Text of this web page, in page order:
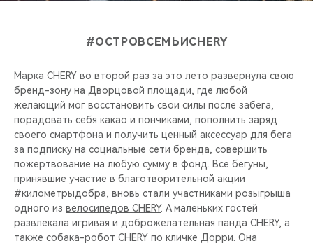
#ОСТРОВСЕМЬИCHERY
Марка CHERY во второй раз за это лето развернула свою
бренд-зону на Дворцовой площади, где любой
желающий мог восстановить свои силы после забега,
порадовать себя какао и пончиками, пополнить заряд
своего смартфона и получить ценный аксессуар для бега
за подписку на социальные сети бренда, совершить
пожертвование на любую сумму в фонд. Все бегуны,
принявшие участие в благотворительной акции
#километрыдобра, вновь стали участниками розыгрыша
одного из велосипедов CHERY. А маленьких гостей
развлекала игривая и доброжелательная панда CHERY, а
также собака-робот CHERY по кличке Дорри. Она